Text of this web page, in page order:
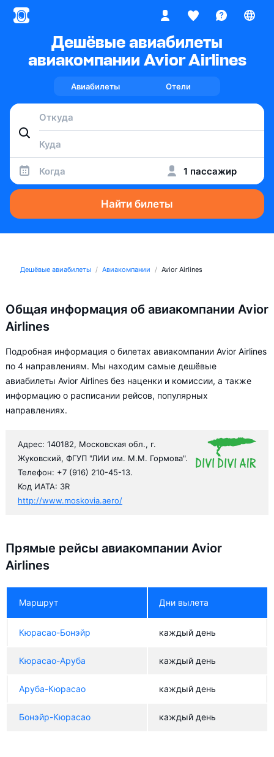
Дешёвые авиабилеты
авиакомпании Avior Airlines
Авиабилеты Отели
Когда 1 пассажир
Найти билеты
Дешёвые авиабилеты Авиакомпании Avior Airlines
Общая информация об авиакомпании Avior
Airlines
Подробная информация о билетах авиакомпании Avior Airlines
по 4 направлениям. Мы находим самые дешёвые
авиабилеты Avior Airlines без наценки и комиссии, а также
информацию о расписании рейсов, популярных
направлениях.
Адрес: 140182, Московская обл., г.
Жуковский, ФГУП "ЛИИ им. М.М. Гормова".
Телефон: +7 (916) 210-45-13.
Код ИАТА: 3R
http://www.moskovia.aero/
Прямые рейсы авиакомпании Avior
Airlines
Маршрут Дни вылета
Кюрасао-Бонэйр каждый день
Кюрасао-Аруба каждый день
Аруба-Кюрасао каждый день
Бонэйр-Кюрасао каждый день